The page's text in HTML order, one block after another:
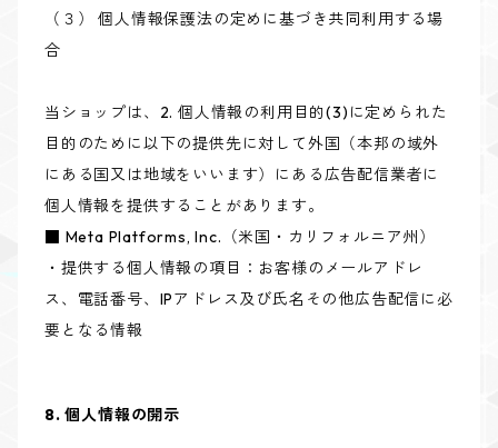
（３） 個人情報保護法の定めに基づき共同利用する場
合
当ショップは、2. 個人情報の利用目的(3)に定められた
目的のために以下の提供先に対して外国（本邦の域外
にある国又は地域をいいます）にある広告配信業者に
個人情報を提供することがあります。
■ Meta Platforms, Inc.（米国・カリフォルニア州）
・提供する個人情報の項目：お客様のメールアドレ
ス、電話番号、IPアドレス及び氏名その他広告配信に必
要となる情報
8. 個人情報の開示